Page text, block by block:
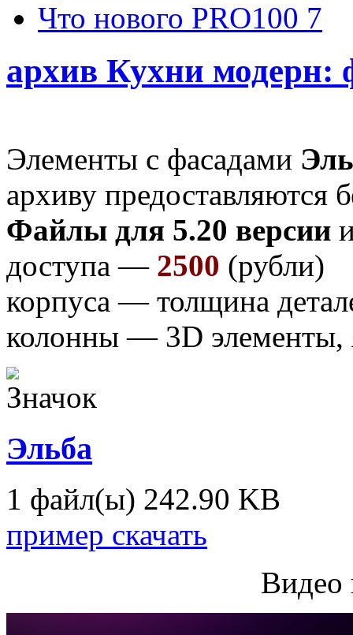
Что нового PRO100 7
архив Кухни
Элементы с фасадами
архиву предоставляются
Файлы для 5.20 версии
доступа — 2500 (рубли)
корпуса — толщина
колонны — 3D
Эльба
1 файл(ы) 242.90 KB
пример скачать
Видео